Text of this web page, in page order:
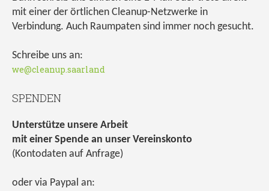
mit einer der örtlichen Cleanup-Netzwerke in
Verbindung. Auch Raumpaten sind immer noch gesucht.
Schreibe uns an:
we@cleanup.saarland
SPENDEN
Unterstütze unsere Arbeit
mit einer Spende an unser Vereinskonto
(Kontodaten auf Anfrage)
oder via Paypal an: